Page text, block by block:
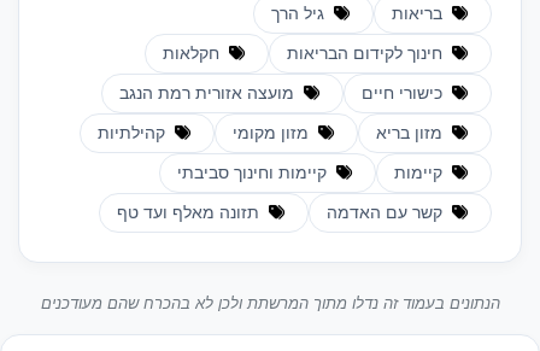
בריאות גיל הרך
חינוך לקידום הבריאות חקלאות
כישורי חיים מועצה אזורית רמת הנגב
מזון בריא מזון מקומי קהילתיות
קיימות קיימות וחינוך סביבתי
קשר עם האדמה תזונה מאלף ועד טף
הנתונים בעמוד זה נדלו מתוך המרשתת ולכן לא בהכרח שהם מעודכנים